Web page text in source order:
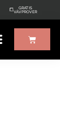
GRATIS
VÄVPROVER